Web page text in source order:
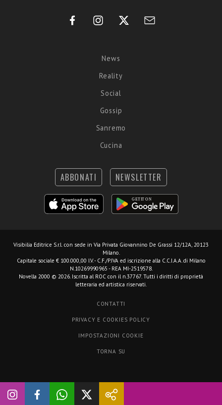
News
Reality
Social
Gossip
Sanremo
Cucina
ABBONATI NEWSLETTER
Visibilia Editrice S.r.l. con sede in Via Privata Giovannino De Grassi 12/12A, 20123
Milano.
Capitale sociale € 100.000,00 I.V. - C.F./P.IVA ed iscrizione alla C.C.I.A.A. di Milano
N.10269990965 - REA MI-2519578.
Novella 2000 © 2026. Iscritta al ROC con il n.37767. Tutti i diritti di proprietà
letteraria ed artistica riservati.
CONTATTI
PRIVACY E COOKIES POLICY
IMPOSTAZIONI COOKIE
TORNA SU